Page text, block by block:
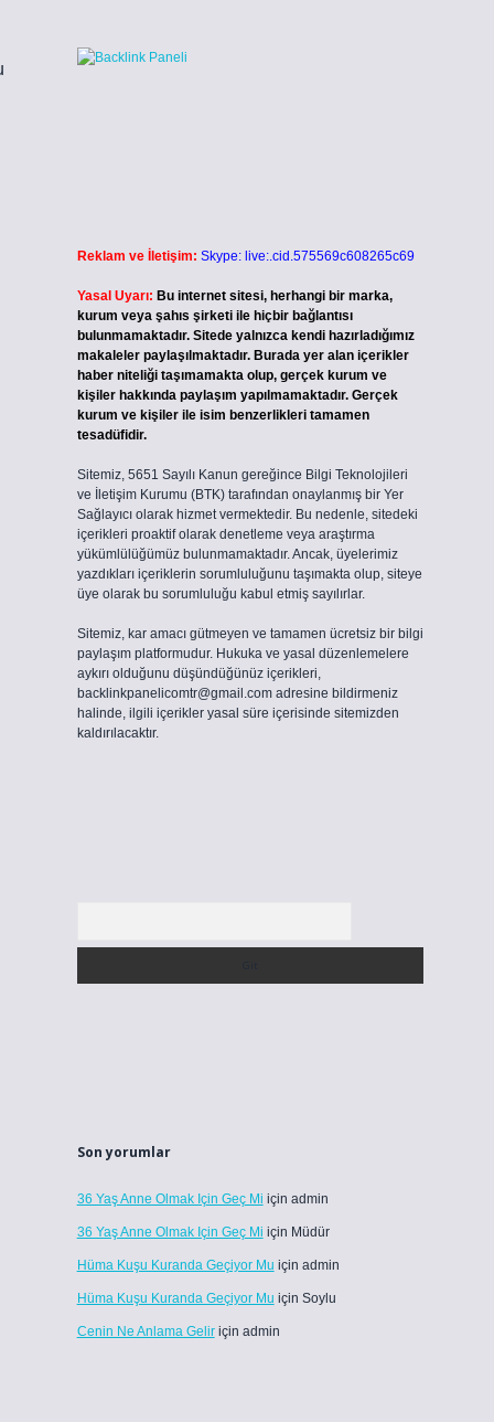
Reklam ve İletişim: Skype: live:.cid.575569c608265c69
Yasal Uyarı: Bu internet sitesi, herhangi bir marka,
kurum veya şahıs şirketi ile hiçbir bağlantısı
bulunmamaktadır. Sitede yalnızca kendi hazırladığımız
makaleler paylaşılmaktadır. Burada yer alan içerikler
haber niteliği taşımamakta olup, gerçek kurum ve
kişiler hakkında paylaşım yapılmamaktadır. Gerçek
kurum ve kişiler ile isim benzerlikleri tamamen
tesadüfidir.
Sitemiz, 5651 Sayılı Kanun gereğince Bilgi Teknolojileri
ve İletişim Kurumu (BTK) tarafından onaylanmış bir Yer
Sağlayıcı olarak hizmet vermektedir. Bu nedenle, sitedeki
içerikleri proaktif olarak denetleme veya araştırma
yükümlülüğümüz bulunmamaktadır. Ancak, üyelerimiz
yazdıkları içeriklerin sorumluluğunu taşımakta olup, siteye
üye olarak bu sorumluluğu kabul etmiş sayılırlar.
Sitemiz, kar amacı gütmeyen ve tamamen ücretsiz bir bilgi
paylaşım platformudur. Hukuka ve yasal düzenlemelere
aykırı olduğunu düşündüğünüz içerikleri,
backlinkpanelicomtr@gmail.comadresine bildirmeniz
halinde, ilgili içerikler yasal süre içerisinde sitemizden
kaldırılacaktır.
Son yorumlar
36 Yaş Anne Olmak Için Geç Mi için admin
36 Yaş Anne Olmak Için Geç Mi için Müdür
Hüma Kuşu Kuranda Geçiyor Mu için admin
Hüma Kuşu Kuranda Geçiyor Mu için Soylu
Cenin Ne Anlama Geliriçin admin